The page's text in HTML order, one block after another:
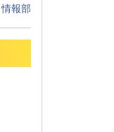
情報部